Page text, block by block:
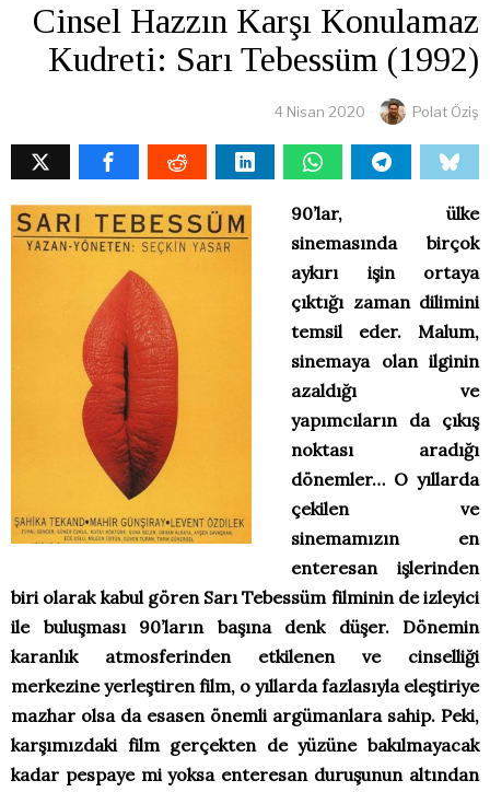
Cinsel Hazzın Karşı Konulamaz
Kudreti: Sarı Tebessüm (1992)
4 Nisan 2020 Polat Öziş
90’lar, ülke
sinemasında birçok
aykırı işin ortaya
çıktığı zaman dilimini
temsil eder. Malum,
sinemaya olan ilginin
azaldığı ve
yapımcıların da çıkış
noktası aradığı
dönemler… O yıllarda
çekilen ve
sinemamızın en
enteresan işlerinden
biri olarak kabul gören Sarı Tebessüm filminin de izleyici
ile buluşması 90’ların başına denk düşer. Dönemin
karanlık atmosferinden etkilenen ve cinselliği
merkezine yerleştiren film, o yıllarda fazlasıyla eleştiriye
mazhar olsa da esasen önemli argümanlara sahip. Peki,
karşımızdaki film gerçekten de yüzüne bakılmayacak
kadar pespaye mi yoksa enteresan duruşunun altından